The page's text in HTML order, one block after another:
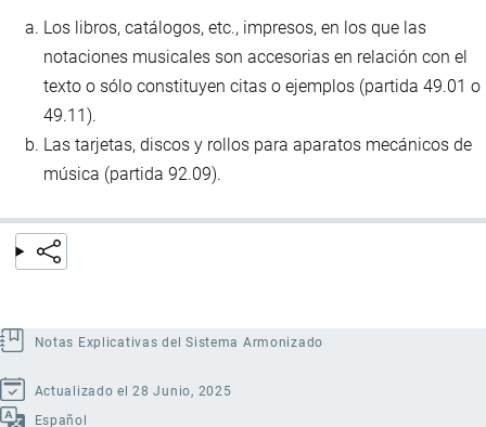
Los libros, catálogos, etc., impresos, en los que las
notaciones musicales son accesorias en relación con el
texto o sólo constituyen citas o ejemplos (partida 49.01 o
49.11).
Las tarjetas, discos y rollos para aparatos mecánicos de
música (partida 92.09).
Notas Explicativas del Sistema Armonizado
Actualizado el 28 Junio, 2025
Español